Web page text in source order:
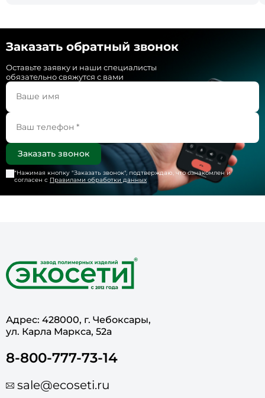
Заказать обратный звонок
Оставьте заявку и наши специалисты
обязательно свяжутся с вами
*Нажимая кнопку "Заказать звонок", подтверждаю, что ознакомлен и
согласен с Правилами обработки данных
Адрес: 428000, г. Чебоксары,
ул. Карла Маркса, 52а
8-800-777-73-14
sale@ecoseti.ru